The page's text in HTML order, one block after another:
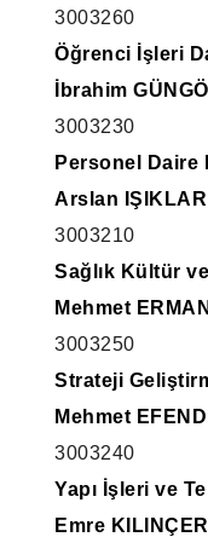
3003260
Öğrenci İşleri
İbrahim
3003230
Personel Daire
Arslan IŞIKLAR
3003210
Sağlık Kültür
Mehmet ERMAN
3003250
Strateji
Mehmet
3003240
Yapı İşleri ve
Emre KILINÇER